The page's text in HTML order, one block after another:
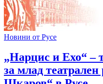
Новини от Русе
„Нарцис и Ехо“ –
за млад